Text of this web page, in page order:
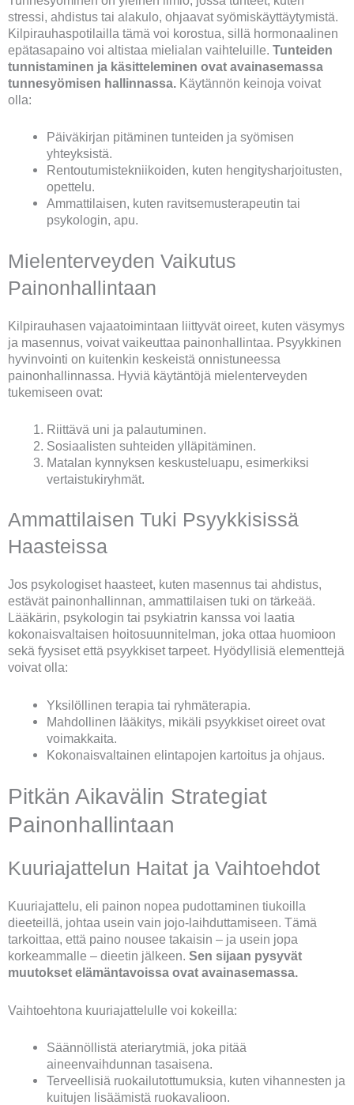
stressi, ahdistus tai alakulo, ohjaavat syömiskäyttäytymistä.
Kilpirauhaspotilailla tämä voi korostua, sillä hormonaalinen
epätasapaino voi altistaa mielialan vaihteluille. Tunteiden
tunnistaminen ja käsitteleminen ovat avainasemassa
tunnesyömisen hallinnassa. Käytännön keinoja voivat
olla:
Päiväkirjan pitäminen tunteiden ja syömisen
yhteyksistä.
Rentoutumistekniikoiden, kuten hengitysharjoitusten,
opettelu.
Ammattilaisen, kuten ravitsemusterapeutin tai
psykologin, apu.
Mielenterveyden Vaikutus
Painonhallintaan
Kilpirauhasen vajaatoimintaan liittyvät oireet, kuten väsymys
ja masennus, voivat vaikeuttaa painonhallintaa. Psyykkinen
hyvinvointi on kuitenkin keskeistä onnistuneessa
painonhallinnassa. Hyviä käytäntöjä mielenterveyden
tukemiseen ovat:
Riittävä uni ja palautuminen.
Sosiaalisten suhteiden ylläpitäminen.
Matalan kynnyksen keskusteluapu, esimerkiksi
vertaistukiryhmät.
Ammattilaisen Tuki Psyykkisissä
Haasteissa
Jos psykologiset haasteet, kuten masennus tai ahdistus,
estävät painonhallinnan, ammattilaisen tuki on tärkeää.
Lääkärin, psykologin tai psykiatrin kanssa voi laatia
kokonaisvaltaisen hoitosuunnitelman, joka ottaa huomioon
sekä fyysiset että psyykkiset tarpeet. Hyödyllisiä elementtejä
voivat olla:
Yksilöllinen terapia tai ryhmäterapia.
Mahdollinen lääkitys, mikäli psyykkiset oireet ovat
voimakkaita.
Kokonaisvaltainen elintapojen kartoitus ja ohjaus.
Pitkän Aikavälin Strategiat
Painonhallintaan
Kuuriajattelun Haitat ja Vaihtoehdot
Kuuriajattelu, eli painon nopea pudottaminen tiukoilla
dieeteillä, johtaa usein vain jojo-laihduttamiseen. Tämä
tarkoittaa, että paino nousee takaisin – ja usein jopa
korkeammalle – dieetin jälkeen. Sen sijaan pysyvät
muutokset elämäntavoissa ovat avainasemassa.
Vaihtoehtona kuuriajattelulle voi kokeilla:
Säännöllistä ateriarytmiä, joka pitää
aineenvaihdunnan tasaisena.
Terveellisiä ruokailutottumuksia, kuten vihannesten ja
kuitujen lisäämistä ruokavalioon.